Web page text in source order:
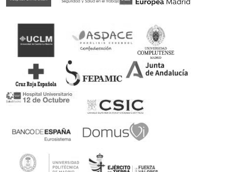
Somos patrocinadores de deporte adaptado
Rubén Castilla, Oscar Egéa y Victor Carretón son
nuestros embajadores
Ortopedia concertada con el Servicio Andaluz de
Salud
Podrás canjear tu receta en nuestra ortopedia
100% Pago seguro
Encriptación SSL de último nivel con múltiples
formas de pago